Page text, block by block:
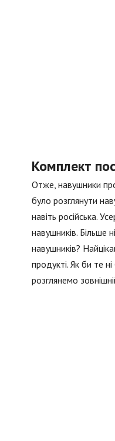
Комплект
Отже, навушники
було розглянути
навіть російська.
навушників. Більше
навушників?
продукті. Як би те
розглянемо